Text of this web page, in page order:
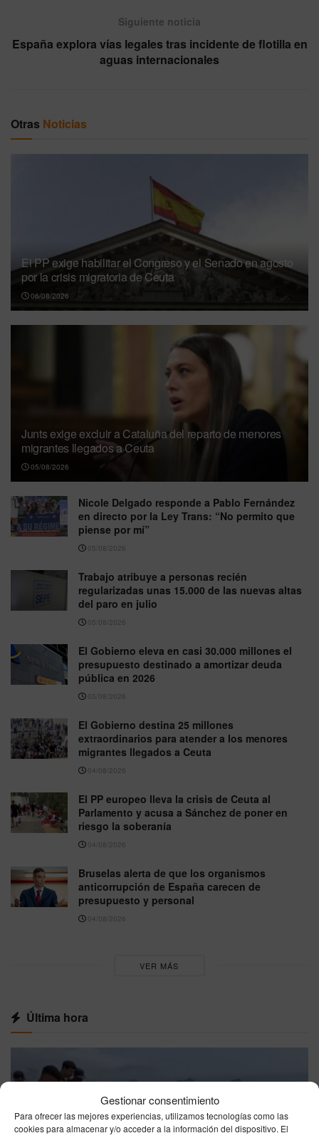
Gestionar consentimiento
Para ofrecer las mejores experiencias, utilizamos tecnologías como las
cookies para almacenar y/o acceder a la información del dispositivo. El
Siguiente noticia
España explora vías legales tras incidente de flotilla en
aguas internacionales
Otras Noticias
El PP exige habilitar el Congreso y el Senado en agosto
por la crisis migratoria de Ceuta
06/08/2026
Junts exige excluir a Cataluña del reparto de menores
migrantes llegados a Ceuta
05/08/2026
Nicole Delgado responde a Pablo Fernández
en directo por la Ley Trans: “No permito que
piense por mí”
05/08/2026
Trabajo atribuye a personas recién
regularizadas unas 15.000 de las nuevas altas
del paro en julio
05/08/2026
El Gobierno eleva en casi 30.000 millones el
presupuesto destinado a amortizar deuda
pública en 2026
05/08/2026
El Gobierno destina 25 millones
extraordinarios para atender a los menores
migrantes llegados a Ceuta
04/08/2026
El PP europeo lleva la crisis de Ceuta al
Parlamento y acusa a Sánchez de poner en
riesgo la soberanía
04/08/2026
Bruselas alerta de que los organismos
anticorrupción de España carecen de
presupuesto y personal
04/08/2026
VER MÁS
Última hora